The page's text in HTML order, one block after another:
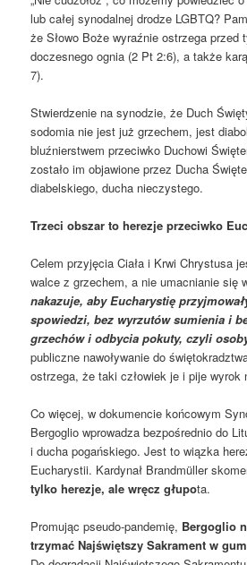
lub całej synodalnej drodze LGBTQ?
że Słowo Boże wyraźnie ostrzega przed
doczesnego ognia (2 Pt 2:6), a także
7).
Stwierdzenie na synodzie, że Duch
sodomia nie jest już grzechem, jest
bluźnierstwem przeciwko Duchowi
zostało im objawione przez Ducha
diabelskiego, ducha nieczystego.
Trzeci obszar to herezje przeciwko
Celem przyjęcia Ciała i Krwi Chrystusa
walce z grzechem, a nie umacnianie się
nakazuje, aby Eucharystię
spowiedzi, bez wyrzutów sumienia i
grzechów i odbycia pokuty, czyli
publiczne nawoływanie do
ostrzega, że taki człowiek je i pije wyrok
Co więcej, w dokumencie końcowym
Bergoglio wprowadza bezpośrednio do
i ducha pogańskiego. Jest to wiązka
Eucharystii. Kardynał Brandmüller
tylko herezje, ale wręcz głupota.
Promując pseudo-pandemię, Bergoglio
trzymać Najświętszy Sakrament w